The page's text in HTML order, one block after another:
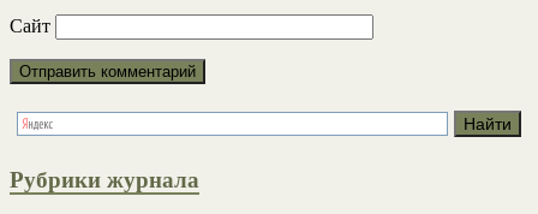
Сайт
Рубрики журнала